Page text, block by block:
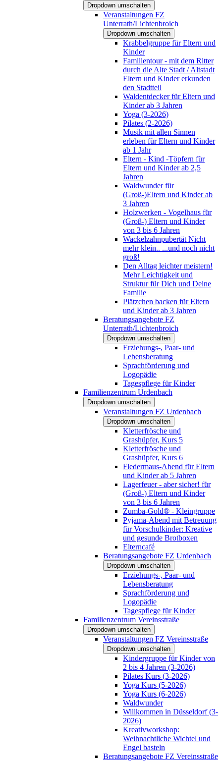
Dropdown umschalten
Veranstaltungen FZ
Unterrath/Lichtenbroich
Dropdown umschalten
Krabbelgruppe für Eltern und
Kinder
Familientour - mit dem Ritter
durch die Alte Stadt / Altstadt
Eltern und Kinder erkunden
den Stadtteil
Waldentdecker für Eltern und
Kinder ab 3 Jahren
Yoga (3-2026)
Pilates (2-2026)
Musik mit allen Sinnen
erleben für Eltern und Kinder
ab 1 Jahr
Eltern - Kind -Töpfern für
Eltern und Kinder ab 2,5
Jahren
Waldwunder für
(Groß-)Eltern und Kinder ab
3 Jahren
Holzwerken - Vogelhaus für
(Groß-) Eltern und Kinder
von 3 bis 6 Jahren
Wackelzahnpubertät Nicht
mehr klein.. ...und noch nicht
groß!
Den Alltag leichter meistern!
Mehr Leichtigkeit und
Struktur für Dich und Deine
Familie
Plätzchen backen für Eltern
und Kinder ab 3 Jahren
Beratungsangebote FZ
Unterrath/Lichtenbroich
Dropdown umschalten
Erziehungs-, Paar- und
Lebensberatung
Sprachförderung und
Logopädie
Tagespflege für Kinder
Familienzentrum Urdenbach
Dropdown umschalten
Veranstaltungen FZ Urdenbach
Dropdown umschalten
Kletterfrösche und
Grashüpfer, Kurs 5
Kletterfrösche und
Grashüpfer, Kurs 6
Fledermaus-Abend für Eltern
und Kinder ab 5 Jahren
Lagerfeuer - aber sicher! für
(Groß-) Eltern und Kinder
von 3 bis 6 Jahren
Zumba-Gold® - Kleingruppe
Pyjama-Abend mit Betreuung
für Vorschulkinder: Kreative
und gesunde Brotboxen
Elterncafé
Beratungsangebote FZ Urdenbach
Dropdown umschalten
Erziehungs-, Paar- und
Lebensberatung
Sprachförderung und
Logopädie
Tagespflege für Kinder
Familienzentrum Vereinsstraße
Dropdown umschalten
Veranstaltungen FZ Vereinsstraße
Dropdown umschalten
Kindergruppe für Kinder von
2 bis 4 Jahren (3-2026)
Pilates Kurs (3-2026)
Yoga Kurs (5-2026)
Yoga Kurs (6-2026)
Waldwunder
Willkommen in Düsseldorf (3-
2026)
Kreativworkshop:
Weihnachtliche Wichtel und
Engel basteln
Beratungsangebote FZ Vereinsstraße